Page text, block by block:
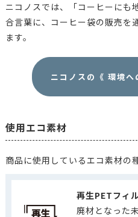
ニコノスでは、「コーヒーにも
合言葉に、コーヒー袋の販売を
ます。
ニコノスの《 環境
使用エコ素材
商品に使用しているエコ素材の
再生PETフィ
廃材となった